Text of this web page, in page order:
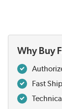
Why Buy
Fast